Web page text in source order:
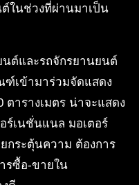
ในช่วงที่ผ่านมาเป็น
ต์และรถจักรยานยนต์
เข้ามาร่วมจัดแสดง
ตารางเมตร น่าจะแสดง
ร์เนชั่นแนล มอเตอร์
กระตุ้นความ ต้องการ
รซื้อ-ขายใน